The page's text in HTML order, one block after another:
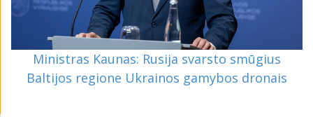
Ministras Kaunas: Rusija svarsto smūgius
Baltijos regione Ukrainos gamybos dronais